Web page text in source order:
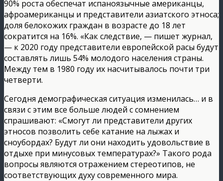
90% роста обеспечат испаноязычные американцы,
афроамериканцы и представители азиатского этноса;
доля белокожих граждан в возрасте до 18 лет
сократится на 16%. «Как следствие, — пишет журнал,
— к 2020 году представители европейской расы будут
составлять лишь 54% молодого населения страны.
Между тем в 1980 году их насчитывалось почти три
четверти.
Сегодня демографическая ситуация изменилась… и в
связи с этим все больше людей с сомнением
спрашивают: «Смогут ли представители других
этносов позволить себе катание на лыжах и
сноубордах? Будут ли они находить удовольствие в
отдыхе при минусовых температурах?» Такого рода
вопросы являются отражением стереотипов, не
соответствующих духу современного мира.